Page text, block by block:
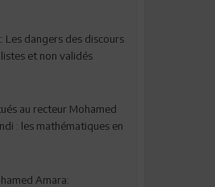
Les dangers des discours
et non validés
au recteur Mohamed
: les mathématiques en
Amara: